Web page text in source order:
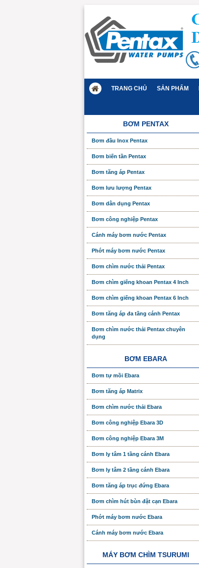
TRANG CHỦ SẢN PHẨM
BƠM PENTAX
Bơm đầu Inox Pentax
Bơm biến tần Pentax
Bơm tăng áp Pentax
Bơm lưu lượng Pentax
Bơm dân dụng Pentax
Bơm công nghiệp Pentax
Cánh máy bơm nước Pentax
Phớt máy bơm nước Pentax
Bơm chìm nước thải Pentax
Bơm chìm giếng khoan Pentax 4 Inch
Bơm chìm giếng khoan Pentax 6 Inch
Bơm tăng áp đa tầng cánh Pentax
Bơm chìm nước thải Pentax chuyên
dụng
BƠM EBARA
Bơm tự mồi Ebara
Bơm tăng áp Matrix
Bơm chìm nước thải Ebara
Bơm công nghiệp Ebara 3D
Bơm công nghiệp Ebara 3M
Bơm ly tâm 1 tầng cánh Ebara
Bơm ly tâm 2 tầng cánh Ebara
Bơm tăng áp trục đứng Ebara
Bơm chìm hút bùn đặt cạn Ebara
Phớt máy bơm nước Ebara
Cánh máy bơm nước Ebara
MÁY BƠM CHÌM TSURUMI